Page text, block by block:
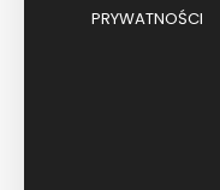
PRYWATNOŚCI